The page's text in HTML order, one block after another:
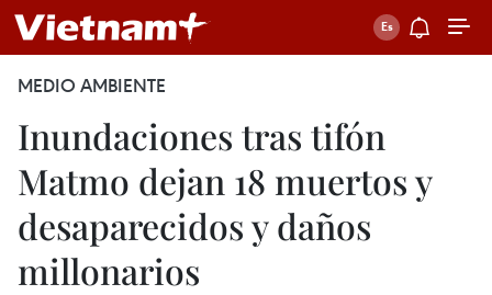
MEDIO AMBIENTE
Inundaciones tras tifón
Matmo dejan 18 muertos y
desaparecidos y daños
millonarios